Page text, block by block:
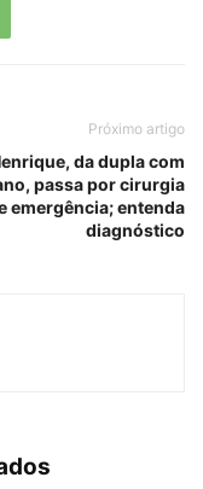
Próximo artigo
da dupla com
passa por cirurgia
emergência; entenda
diagnóstico